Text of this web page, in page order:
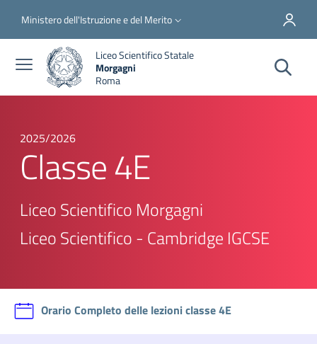
Slim top
Ministero dell'Istruzione e del Merito
Liceo Scientifico Statale
Morgagni
Roma
2025/2026
Classe 4E
Liceo Scientifico Morgagni
Liceo Scientifico - Cambridge IGCSE
Orario Completo delle lezioni classe 4E